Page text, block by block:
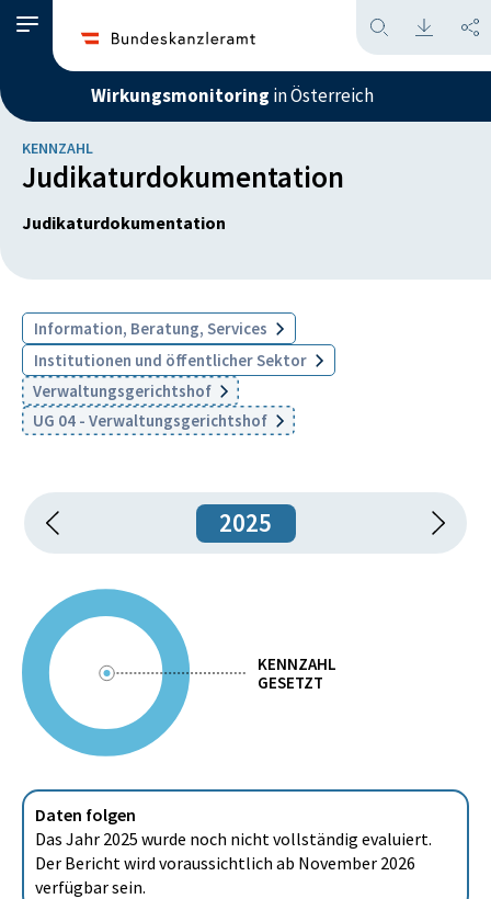
Wirkungsmonitoring in Österreich
KENNZAHL
Judikaturdokumentation
Judikaturdokumentation
Information, Beratung, Services
Institutionen und öffentlicher Sektor
Verwaltungsgerichtshof
UG 04 - Verwaltungsgerichtshof
2025
KENNZAHL
GESETZT
Daten folgen
Das Jahr 2025 wurde noch nicht vollständig evaluiert.
Der Bericht wird voraussichtlich ab November 2026
verfügbar sein.